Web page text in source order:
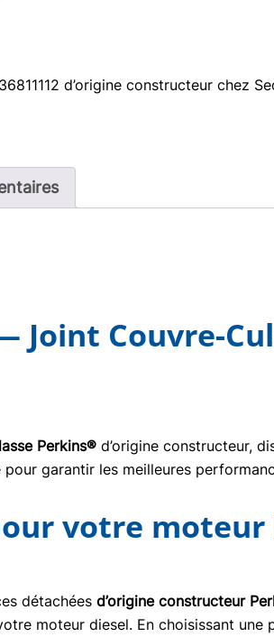
d’origine constructeur chez
Joint Couvre-
Perkins® d’origine constructeur,
garantir les meilleures
votre
détachées d’origine constructeur
moteur diesel. En choisissant une